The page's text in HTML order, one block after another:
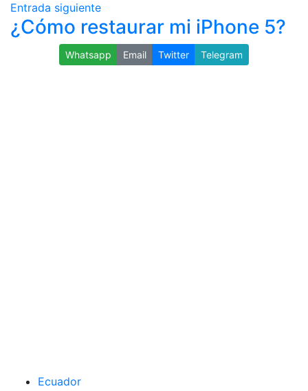
Entrada siguiente
¿Cómo restaurar mi iPhone 5?
Whatsapp Email Twitter Telegram
Ecuador